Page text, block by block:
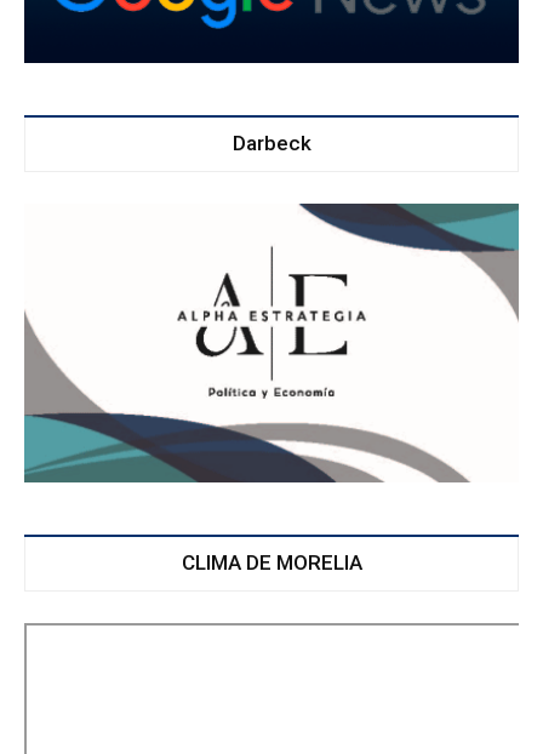
Darbeck
CLIMA DE MORELIA